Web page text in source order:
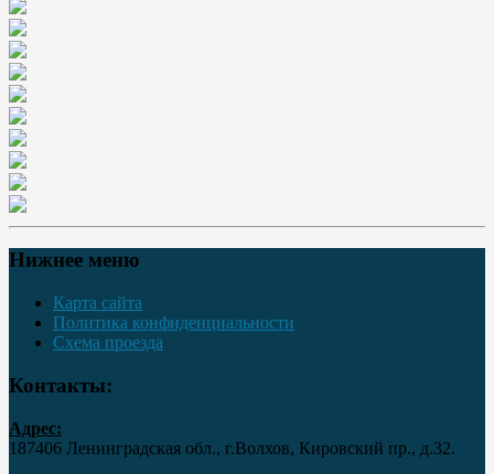
Нижнее меню
Карта сайта
Политика конфиденциальности
Схема проезда
Контакты:
Адрес:
187406 Ленинградская обл., г.Волхов, Кировский пр., д.32.